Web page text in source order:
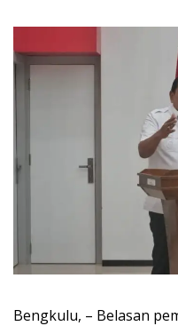
Bengkulu, – Belasan